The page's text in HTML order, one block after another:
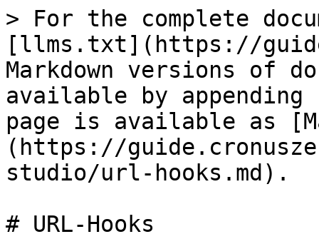
> For the complete
[llms.txt](https://
Markdown versions of
available by
page is available as
(https://
studio/url-hooks.md).
# URL-Hooks